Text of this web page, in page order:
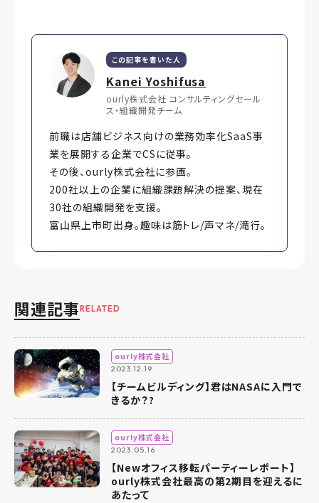
この記事を書いた人
Kanei Yoshifusa
ourly株式会社 コンサルティングセール
ス・組織開発チーム
前職は店舗ビジネス向けの業務効率化SaaS事
業を展開する企業でCSに従事。
その後、ourly株式会社に参画。
200社以上の企業に組織課題解決の提案、現在
30社の組織開発を支援。
富山県上市町出身。趣味は筋トレ/声マネ/滝行。
関連記事RELATED
ourly株式会社
2023.12.19
【チームビルディング】君はNASAに入門で
きるか？?
ourly株式会社
2023.05.16
【Newオフィス移転パーティーレポート】
ourly株式会社最高の第2期目を迎えるに
あたって